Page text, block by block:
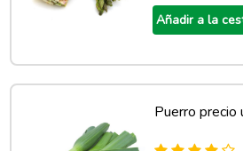
Añadir a la
Puerro